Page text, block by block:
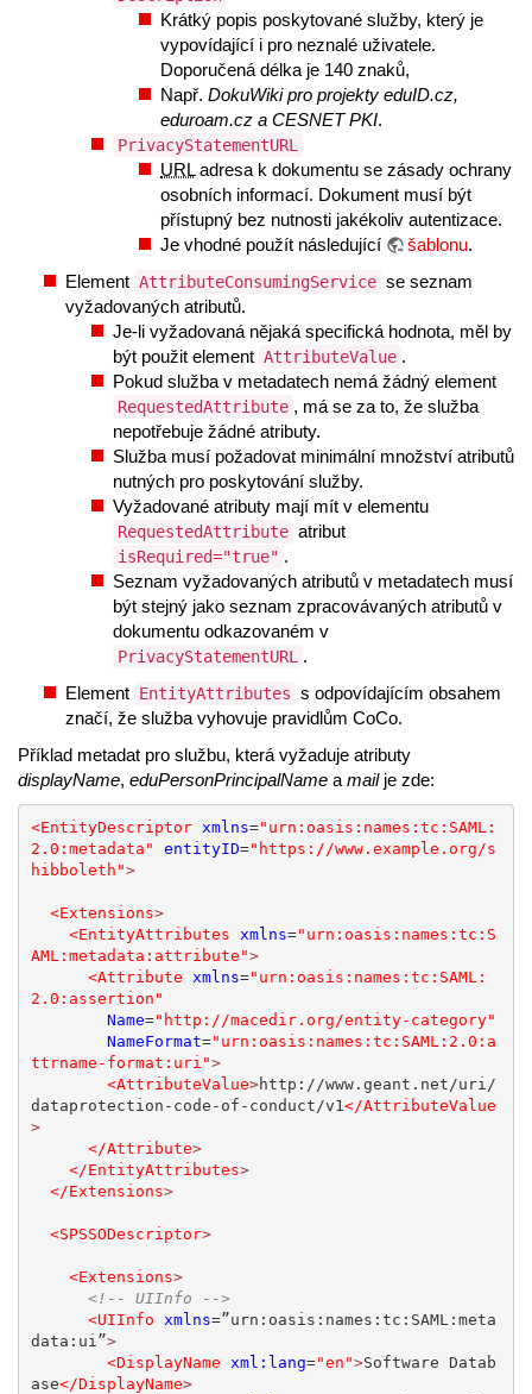
Krátký popis poskytované služby, který je
vypovídající i pro neznalé uživatele.
Doporučená délka je 140 znaků,
Např. DokuWiki pro projekty eduID.cz,
eduroam.cz a CESNET PKI.
PrivacyStatementURL
URLadresa k dokumentu se zásady ochrany
osobních informací. Dokument musí být
přístupný bez nutnosti jakékoliv autentizace.
Je vhodné použít následující
šablonu.
Element AttributeConsumingService se seznam
vyžadovaných atributů.
Je-li vyžadovaná nějaká specifická hodnota, měl by
být použit element AttributeValue .
Pokud služba v metadatech nemá žádný element
RequestedAttribute , má se za to, že služba
nepotřebuje žádné atributy.
Služba musí požadovat minimální množství atributů
nutných pro poskytování služby.
Vyžadované atributy mají mít v elementu
RequestedAttribute atribut
isRequired="true" .
Seznam vyžadovaných atributů v metadatech musí
být stejný jako seznam zpracovávaných atributů v
dokumentu odkazovaném v
PrivacyStatementURL
.
Element EntityAttributes s odpovídajícím obsahem
značí, že služba vyhovuje pravidlům CoCo.
Příklad metadat pro službu, která vyžaduje atributy
displayName, eduPersonPrincipalName a mailje zde:
<EntityDescriptor xmlns="urn:oasis:names:tc:SAML:
2.0:metadata"
entityID="https://www.example.org/s
hibboleth">
<Extensions>
<EntityAttributes
xmlns="urn:oasis:names:tc:S
AML:metadata:attribute">
<Attribute
xmlns="urn:oasis:names:tc:SAML:
2.0:assertion"
Name="http://macedir.org/entity-category"
NameFormat="urn:oasis:names:tc:SAML:2.0:a
ttrname-format:uri">
<AttributeValue>http://www.geant.net/uri/
dataprotection-code-of-conduct/v1 </AttributeValue
>
</Attribute>
</EntityAttributes>
</Extensions>
<SPSSODescriptor>
<Extensions>
<!-- UIInfo -->
<UIInfo
xmlns=”urn:oasis:names:tc:SAML:meta
data:ui”>
<DisplayName
xml:lang="en">Software Datab
ase</DisplayName>